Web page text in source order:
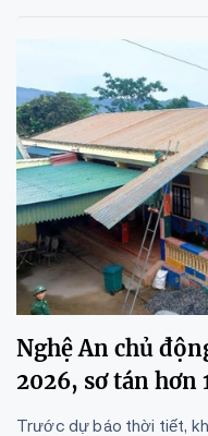
Nghệ An chủ
2026, sơ tán hơn
Trước dự báo thời tiết,